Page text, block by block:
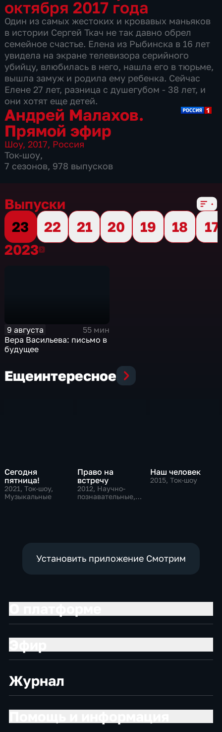
октября 2017 года
Один из самых жестоких и кровавых маньяков
в истории Сергей Ткач не так давно обрел
семейное счастье. Елена из Рыбинска в 16 лет
увидела на экране телевизора серийного
убийцу, влюбилась в него, нашла его в тюрьме,
вышла замуж и родила ему ребенка. Сейчас
Елене 27 лет, разница с душегубом - 38 лет, и
они хотят еще детей.
Андрей Малахов.
Прямой эфир
Шоу,2017, Россия
Ток-шоу,
7 сезонов, 978 выпусков
Выпуски
23
22 21 20 19 18
17
20232023
9 августа
55 мин
Вера Васильева: письмо в
будущее
Ещеинтересное
Сегодня
пятница!
2021, Ток-шоу,
Музыкальные
Право на
встречу
2012, Научно-
познавательные,
Наш человек
2015, Ток-шоу
Установить приложение Смотрим
Журнал